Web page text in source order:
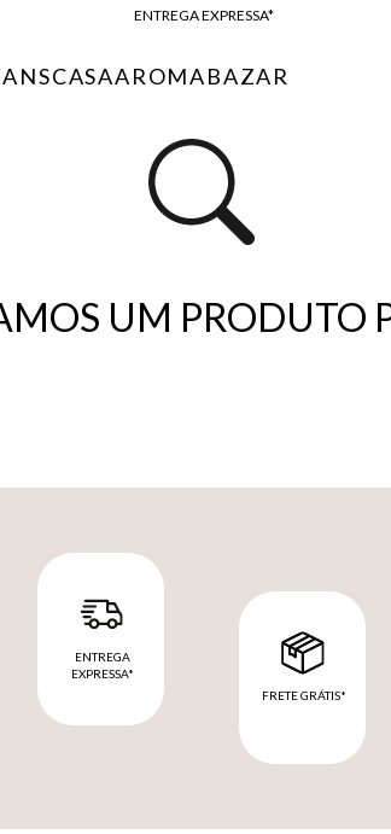
ENTREGA EXPRESSA*
BAIXE O APP
CASAAROMABAZAR
UM PRODUTO
ENTREGA
EXPRESSA*
FRETE GRÁTIS*